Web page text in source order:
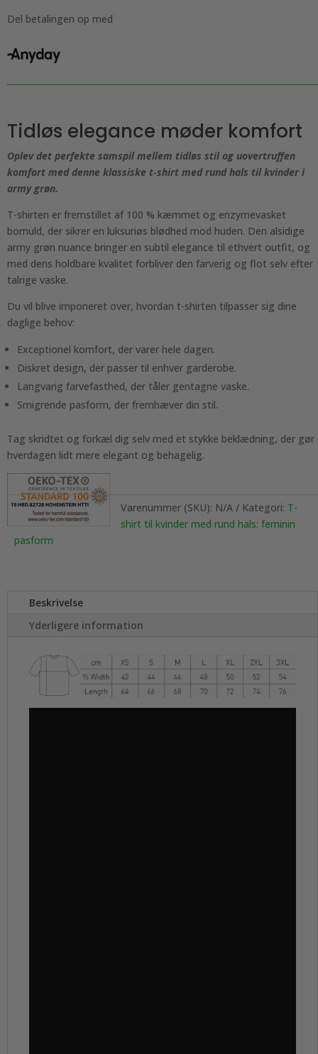
til
army
grøn
antal
Del betalingen op med
Tidløs elegance møder komfort
Oplev det perfekte samspil mellem tidløs stil og uovertruffen
komfort med denne klassiske t-shirt med rund hals til kvinder i
army grøn.
T-shirten er fremstillet af 100 % kæmmet og enzymevasket
bomuld, der sikrer en luksuriøs blødhed mod huden. Den alsidige
army grøn nuance bringer en subtil elegance til ethvert outfit, og
med dens holdbare kvalitet forbliver den farverig og flot selv efter
talrige vaske.
Du vil blive imponeret over, hvordan t-shirten tilpasser sig dine
daglige behov:
Exceptionel komfort, der varer hele dagen.
Diskret design, der passer til enhver garderobe.
Langvarig farvefasthed, der tåler gentagne vaske.
Smigrende pasform, der fremhæver din stil.
Tag skridtet og forkæl dig selv med et stykke beklædning, der gør
hverdagen lidt mere elegant og behagelig.
Varenummer (SKU): N/A Kategori: T-
shirt til kvinder med rund hals: feminin
pasform
Beskrivelse
Yderligere information